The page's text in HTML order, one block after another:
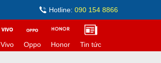
Hotline: 090 154 8866
Vivo Oppo Honor Tin tức